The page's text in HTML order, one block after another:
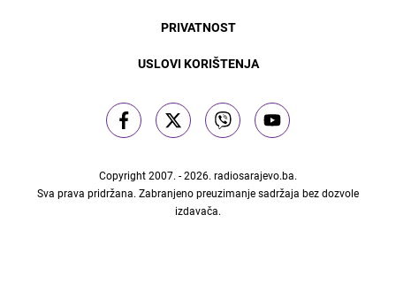
PRIVATNOST
USLOVI KORIŠTENJA
Copyright 2007. - 2026. radiosarajevo.ba.
Sva prava pridržana. Zabranjeno preuzimanje sadržaja bez dozvole
izdavača.